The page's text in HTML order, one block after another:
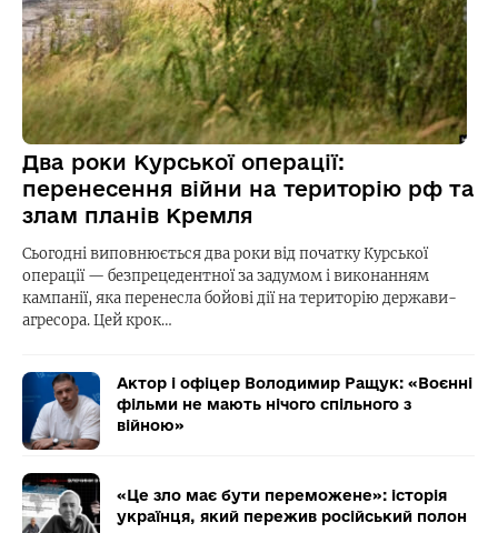
Два роки Курської операції:
перенесення війни на територію рф та
злам планів Кремля
Сьогодні виповнюється два роки від початку Курської
операції — безпрецедентної за задумом і виконанням
кампанії, яка перенесла бойові дії на територію держави-
агресора. Цей крок…
Актор і офіцер Володимир Ращук: «Воєнні
фільми не мають нічого спільного з
війною»
«Це зло має бути переможене»: історія
українця, який пережив російський полон